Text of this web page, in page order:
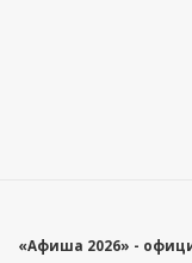
«Афиша 2026» -